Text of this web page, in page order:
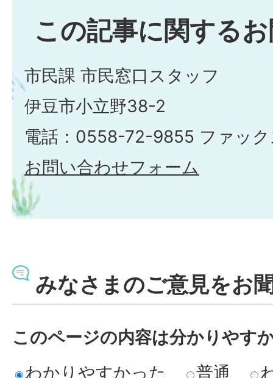
この記事に関する
市民課 市民窓口スタッフ
伊豆市小立野38-2
電話：0558-72-9855 ファッ
お問い合わせフォーム
みなさまのご意見をお
このページの内容は分かりやす
わかりやすかった
普通